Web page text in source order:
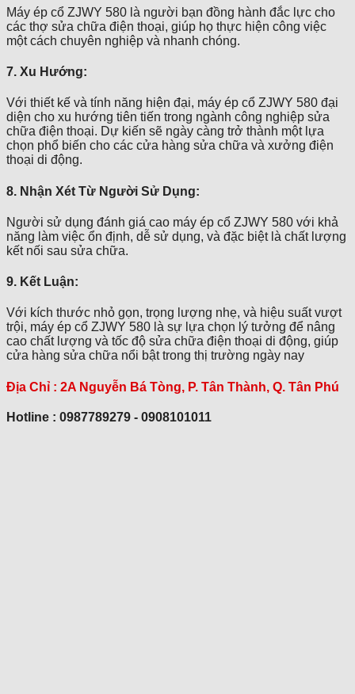
Máy ép cổ ZJWY 580 là người bạn đồng hành đắc lực cho
các thợ sửa chữa điện thoại, giúp họ thực hiện công việc
một cách chuyên nghiệp và nhanh chóng.
7. Xu Hướng:
Với thiết kế và tính năng hiện đại, máy ép cổ ZJWY 580 đại
diện cho xu hướng tiên tiến trong ngành công nghiệp sửa
chữa điện thoại. Dự kiến sẽ ngày càng trở thành một lựa
chọn phổ biến cho các cửa hàng sửa chữa và xưởng điện
thoại di động.
8. Nhận Xét Từ Người Sử Dụng:
Người sử dụng đánh giá cao máy ép cổ ZJWY 580 với khả
năng làm việc ổn định, dễ sử dụng, và đặc biệt là chất lượng
kết nối sau sửa chữa.
9. Kết Luận:
Với kích thước nhỏ gọn, trọng lượng nhẹ, và hiệu suất vượt
trội, máy ép cổ ZJWY 580 là sự lựa chọn lý tưởng để nâng
cao chất lượng và tốc độ sửa chữa điện thoại di động, giúp
cửa hàng sửa chữa nổi bật trong thị trường ngày nay
Địa Chỉ : 2A Nguyễn Bá Tòng, P. Tân Thành, Q. Tân Phú
Hotline : 0987789279 - 0908101011